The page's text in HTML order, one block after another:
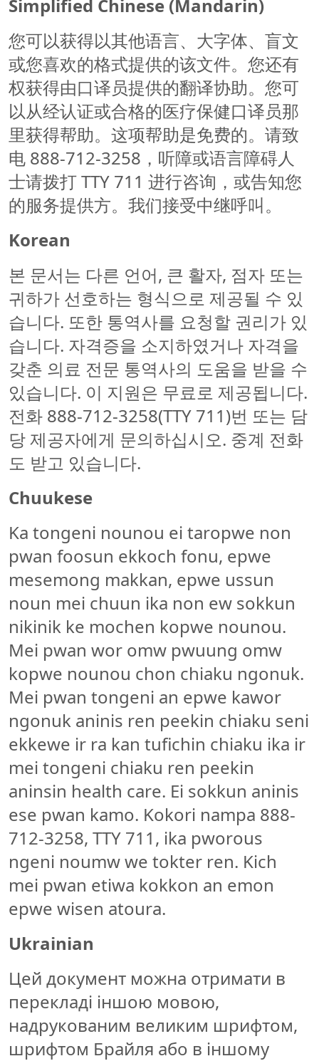
Simplified Chinese (Mandarin)
您可以获得以其他语言、大字体、盲文
或您喜欢的格式提供的该文件。您还有
权获得由口译员提供的翻译协助。您可
以从经认证或合格的医疗保健口译员那
里获得帮助。这项帮助是免费的。请致
电 888-712-3258，听障或语言障碍人
士请拨打 TTY 711 进行咨询，或告知您
的服务提供方。我们接受中继呼叫。
Korean
본 문서는 다른 언어, 큰 활자, 점자 또는
귀하가 선호하는 형식으로 제공될 수 있
습니다. 또한 통역사를 요청할 권리가 있
습니다. 자격증을 소지하였거나 자격을
갖춘 의료 전문 통역사의 도움을 받을 수
있습니다. 이 지원은 무료로 제공됩니다.
전화 888-712-3258(TTY 711)번 또는 담
당 제공자에게 문의하십시오. 중계 전화
도 받고 있습니다.
Chuukese
Ka tongeni nounou ei taropwe non
pwan foosun ekkoch fonu, epwe
mesemong makkan, epwe ussun
noun mei chuun ika non ew sokkun
nikinik ke mochen kopwe nounou.
Mei pwan wor omw pwuung omw
kopwe nounou chon chiaku ngonuk.
Mei pwan tongeni an epwe kawor
ngonuk aninis ren peekin chiaku seni
ekkewe ir ra kan tufichin chiaku ika ir
mei tongeni chiaku ren peekin
aninsin health care. Ei sokkun aninis
ese pwan kamo. Kokori nampa 888-
712-3258, TTY 711, ika pworous
ngeni noumw we tokter ren. Kich
mei pwan etiwa kokkon an emon
epwe wisen atoura.
Ukrainian
Цей документ можна отримати в
перекладі іншою мовою,
надрукованим великим шрифтом,
шрифтом Брайля або в іншому